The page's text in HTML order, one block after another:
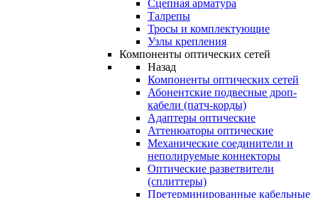
Сцепная арматура
Талрепы
Тросы и комплектующие
Узлы крепления
Компоненты оптических сетей
Назад
Компоненты оптических сетей
Абонентские подвесные дроп-
кабели (патч-корды)
Адаптеры оптические
Аттенюаторы оптические
Механические соединители и
неполируемые коннекторы
Оптические разветвители
(сплиттеры)
Претерминированные кабельные